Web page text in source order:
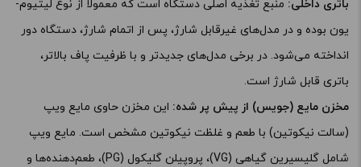
باتری داخلی: منبع تغذیه اصلی دستگاه است که معمولاً از نوع لیتیوم-
یون بوده و در مدل‌های غیرقابل شارژ، پس از اتمام شارژ، دستگاه دور
انداخته می‌شود. در برخی مدل‌های جدیدتر و با ظرفیت پاف بالاتر،
باتری قابل شارژ است.
مخزن مایع (جویس) از پیش پر شده: این مخزن حاوی مایع ویپ
(سالت نیکوتین) با طعم و غلظت نیکوتین مشخص است. مایع ویپ
شامل گلیسیرین گیاهی (VG)، پروپیلن گلیکول (PG)، طعم‌دهنده‌ها و